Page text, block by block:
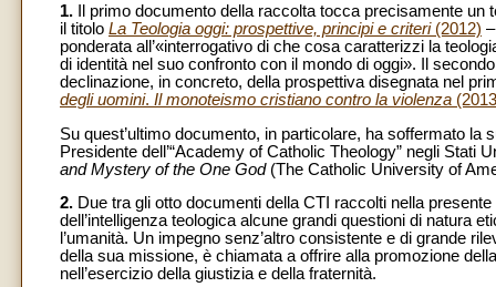
1.
Il primo documento della raccolta tocca precisamente
il titolo La Teologia oggi: prospettive, principi e criteri (2012)
ponderata all’«interrogativo di che cosa caratterizzi la
di identità nel suo confronto con il mondo di oggi». Il
declinazione, in concreto, della prospettiva disegnata nel
degli uomini. Il monoteismo cristiano contro la violenza
Su quest’ultimo documento, in particolare, ha soffermato la
Presidente dell’“Academy of Catholic Theology” negli Stati
and Mystery of the One God (The Catholic University of
2. Due tra gli otto documenti della CTI raccolti nella
dell’intelligenza teologica alcune grandi questioni di natura
l’umanità. Un impegno senz’altro consistente e di grande
della sua missione, è chiamata a offrire alla promozione
nell’esercizio della giustizia e della fraternità.